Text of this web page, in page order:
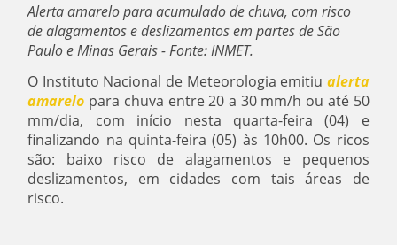
Alerta amarelo para acumulado de chuva, com risco
de alagamentos e deslizamentos em partes de São
Paulo e Minas Gerais - Fonte: INMET.
O Instituto Nacional de Meteorologia emitiu alerta
amarelo para chuva entre 20 a 30 mm/h ou até 50
mm/dia, com início nesta quarta-feira (04) e
finalizando na quinta-feira (05) às 10h00. Os ricos
são: baixo risco de alagamentos e pequenos
deslizamentos, em cidades com tais áreas de
risco.